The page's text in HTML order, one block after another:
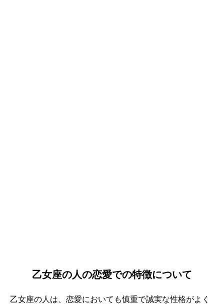
乙女座の人の恋愛での特徴について
乙女座の人は、恋愛においても慎重で誠実な性格がよく